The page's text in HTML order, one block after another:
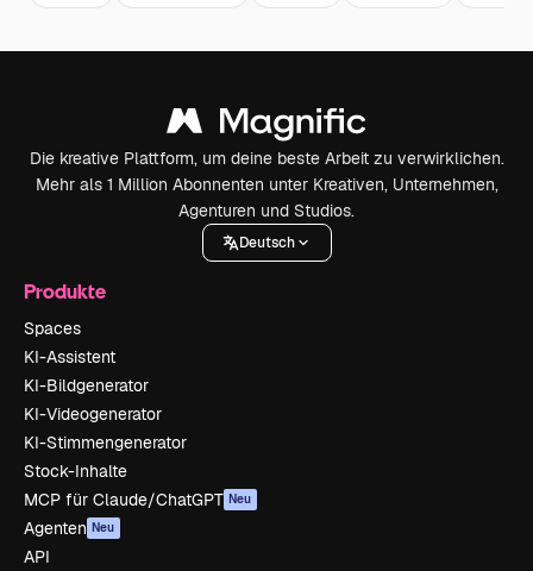
Die kreative Plattform, um deine beste Arbeit zu verwirklichen.
Mehr als 1 Million Abonnenten unter Kreativen, Unternehmen,
Agenturen und Studios.
Deutsch
Produkte
Spaces
KI-Assistent
KI-Bildgenerator
KI-Videogenerator
KI-Stimmengenerator
Stock-Inhalte
MCP für Claude/ChatGPT Neu
Agenten Neu
API